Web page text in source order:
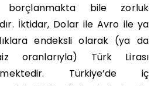
borçlanmakta bile zorluk
İktidar, Dolar ile Avro ile ya
endeksli olarak (ya da
oranlarıyla) Türk Lirası
Türkiye’de iç